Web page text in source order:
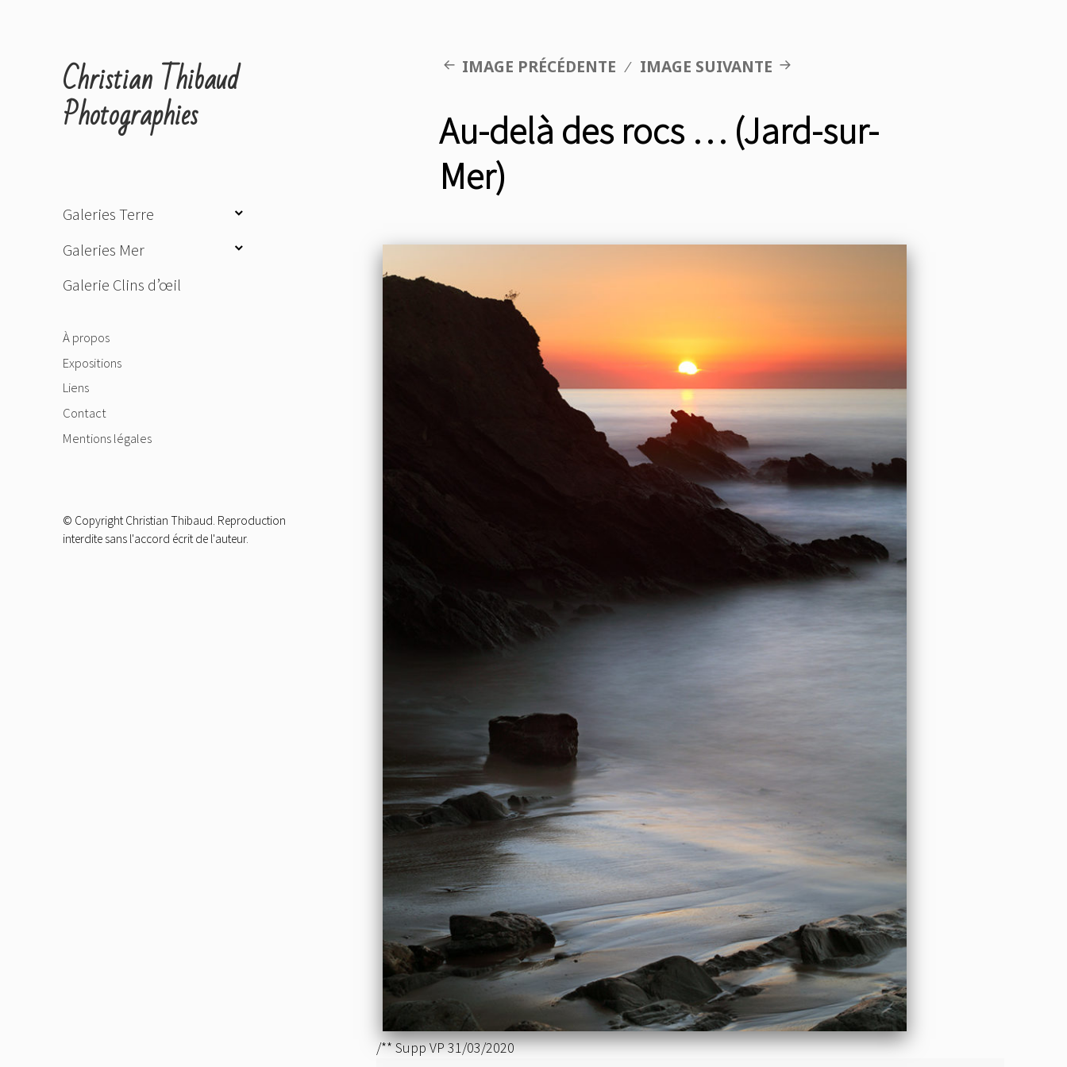
Christian Thibaud
Photographies
Galeries Terre
ouvrir
sous-
Galeries Mer
ouvrir
Galerie Clins d’œil
À propos
Expositions
Liens
Contact
Mentions légales
© Copyright Christian Thibaud. Reproduction
interdite sans l'accord écrit de l'auteur.
IMAGE PRÉCÉDENTE IMAGE SUIVANTE
Au-delà des rocs … (Jard-sur-
Mer)
/** Supp VP 31/03/2020